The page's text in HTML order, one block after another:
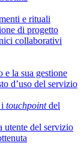
e rituali
di progetto
collaborativi
e la sua gestione
d’uso del servizio
touchpointdel
utente del servizio